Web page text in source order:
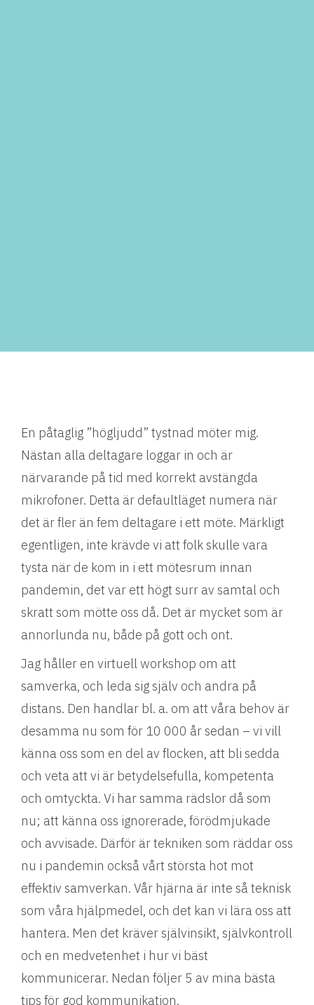
En påtaglig ”högljudd” tystnad möter mig.
Nästan alla deltagare loggar in och är
närvarande på tid med korrekt avstängda
mikrofoner. Detta är defaultläget numera när
det är fler än fem deltagare i ett möte. Märkligt
egentligen, inte krävde vi att folk skulle vara
tysta när de kom in i ett mötesrum innan
pandemin, det var ett högt surr av samtal och
skratt som mötte oss då. Det är mycket som är
annorlunda nu, både på gott och ont.
Jag håller en virtuell workshop om att
samverka, och leda sig själv och andra på
distans. Den handlar bl. a. om att våra behov är
desamma nu som för 10 000 år sedan – vi vill
känna oss som en del av flocken, att bli sedda
och veta att vi är betydelsefulla, kompetenta
och omtyckta. Vi har samma rädslor då som
nu; att känna oss ignorerade, förödmjukade
och avvisade. Därför är tekniken som räddar oss
nu i pandemin också vårt största hot mot
effektiv samverkan. Vår hjärna är inte så teknisk
som våra hjälpmedel, och det kan vi lära oss att
hantera. Men det kräver självinsikt, självkontroll
och en medvetenhet i hur vi bäst
kommunicerar. Nedan följer 5 av mina bästa
tips för god kommunikation.